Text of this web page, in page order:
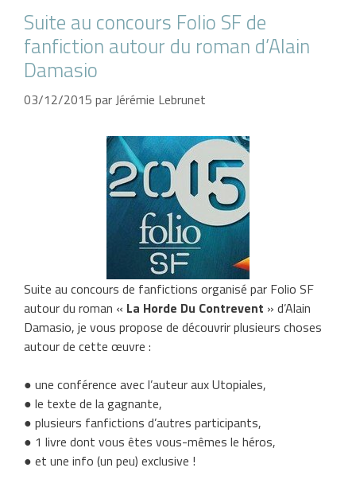
Suite au concours Folio SF de
fanfiction autour du roman d’Alain
Damasio
03/12/2015 par Jérémie Lebrunet
Suite au concours de fanfictions organisé par Folio SF
autour du roman « La Horde Du Contrevent » d’Alain
Damasio, je vous propose de découvrir plusieurs choses
autour de cette œuvre :
● une conférence avec l’auteur aux Utopiales,
● le texte de la gagnante,
● plusieurs fanfictions d’autres participants,
● 1 livre dont vous êtes vous-mêmes le héros,
● et une info (un peu) exclusive !